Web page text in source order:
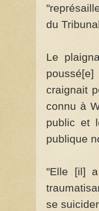
du
Le
craignait
connu à
public et
publique
"Elle [il]
se